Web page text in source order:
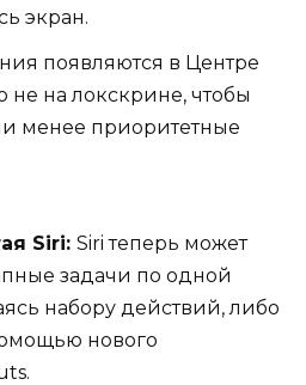
экран.
появляются в Центре
на локскрине, чтобы
менее приоритетные
Siri: Siri теперь может
задачи по одной
набору действий, либо
нового